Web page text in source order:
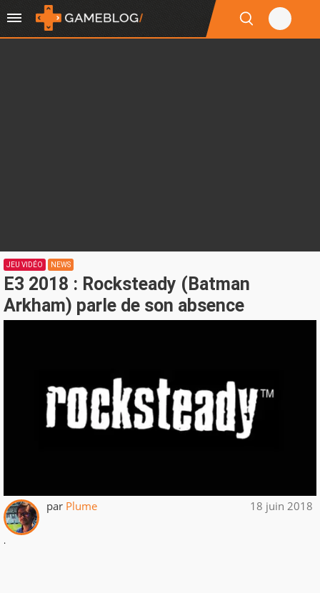
JEU VIDÉO NEWS
E3 2018 : Rocksteady (Batman
Arkham) parle de son absence
par Plume 18 juin 2018
.